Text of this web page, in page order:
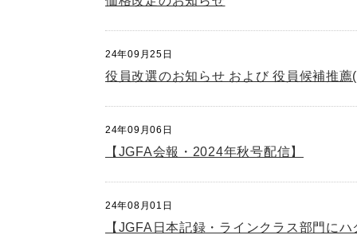
24年09月25日
役員改選のお知らせ および 役員候補推
24年09月06日
【JGFA会報・2024年秋号配信】
24年08月01日
【JGFA日本記録・ラインクラス部門にハ